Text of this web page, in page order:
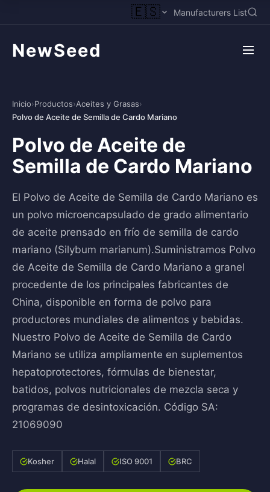
🇪🇸 Manufacturers List
NewSeed
Inicio›Productos›Aceites y Grasas›
Polvo de Aceite de Semilla de Cardo Mariano
Polvo de Aceite de
Semilla de Cardo Mariano
El Polvo de Aceite de Semilla de Cardo Mariano es
un polvo microencapsulado de grado alimentario
de aceite prensado en frío de semilla de cardo
mariano (Silybum marianum).Suministramos Polvo
de Aceite de Semilla de Cardo Mariano a granel
procedente de los principales fabricantes de
China, disponible en forma de polvo para
productores mundiales de alimentos y bebidas.
Nuestro Polvo de Aceite de Semilla de Cardo
Mariano se utiliza ampliamente en suplementos
hepatoprotectores, fórmulas de bienestar,
batidos, polvos nutricionales de mezcla seca y
programas de desintoxicación. Código SA:
21069090
Kosher Halal ISO 9001 BRC